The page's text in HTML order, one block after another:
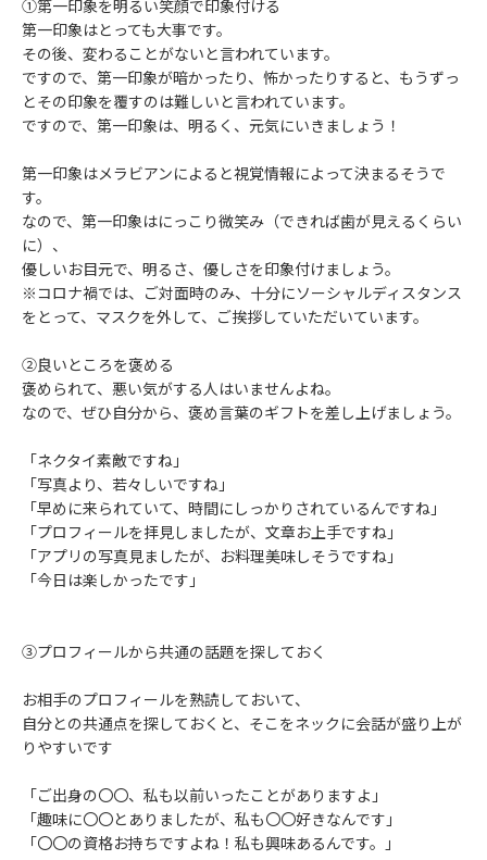
①第一印象を明るい笑顔で印象付ける
第一印象はとっても大事です。
その後、変わることがないと言われています。
ですので、第一印象が暗かったり、怖かったりすると、もうずっ
とその印象を覆すのは難しいと言われています。
ですので、第一印象は、明るく、元気にいきましょう！
第一印象はメラビアンによると視覚情報によって決まるそうで
す。
なので、第一印象はにっこり微笑み（できれば歯が見えるくらい
に）、
優しいお目元で、明るさ、優しさを印象付けましょう。
※コロナ禍では、ご対面時のみ、十分にソーシャルディスタンス
をとって、マスクを外して、ご挨拶していただいています。
②良いところを褒める
褒められて、悪い気がする人はいませんよね。
なので、ぜひ自分から、褒め言葉のギフトを差し上げましょう。
「ネクタイ素敵ですね」
「写真より、若々しいですね」
「早めに来られていて、時間にしっかりされているんですね」
「プロフィールを拝見しましたが、文章お上手ですね」
「アプリの写真見ましたが、お料理美味しそうですね」
「今日は楽しかったです」
③プロフィールから共通の話題を探しておく
お相手のプロフィールを熟読しておいて、
自分との共通点を探しておくと、そこをネックに会話が盛り上が
りやすいです
「ご出身の〇〇、私も以前いったことがありますよ」
「趣味に〇〇とありましたが、私も〇〇好きなんです」
「〇〇の資格お持ちですよね！私も興味あるんです。」